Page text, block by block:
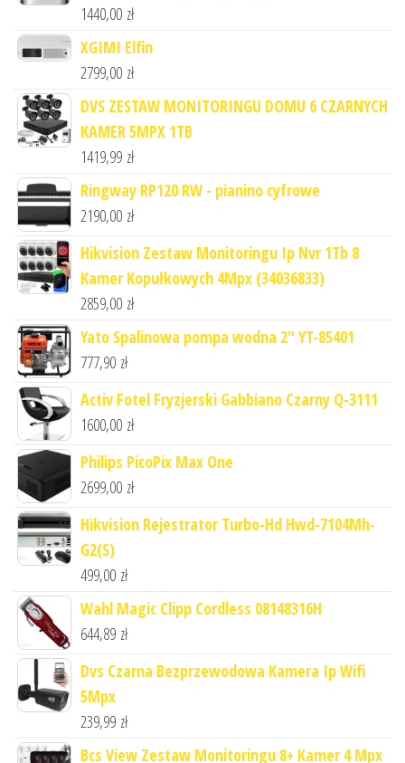
1440,00 zł
XGIMI Elfin
2799,00 zł
DVS ZESTAW MONITORINGU DOMU 6 CZARNYCH
KAMER 5MPX 1TB
1419,99 zł
Ringway RP120 RW - pianino cyfrowe
2190,00 zł
Hikvision Zestaw Monitoringu Ip Nvr 1Tb 8
Kamer Kopułkowych 4Mpx (34036833)
2859,00 zł
Yato Spalinowa pompa wodna 2" YT-85401
777,90 zł
Activ Fotel Fryzjerski Gabbiano Czarny Q-3111
1600,00 zł
Philips PicoPix Max One
2699,00 zł
Hikvision Rejestrator Turbo-Hd Hwd-7104Mh-
G2(S)
499,00 zł
Wahl Magic Clipp Cordless 08148316H
644,89 zł
Dvs Czarna Bezprzewodowa Kamera Ip Wifi
5Mpx
239,99 zł
Bcs View Zestaw Monitoringu 8+ Kamer 4 Mpx